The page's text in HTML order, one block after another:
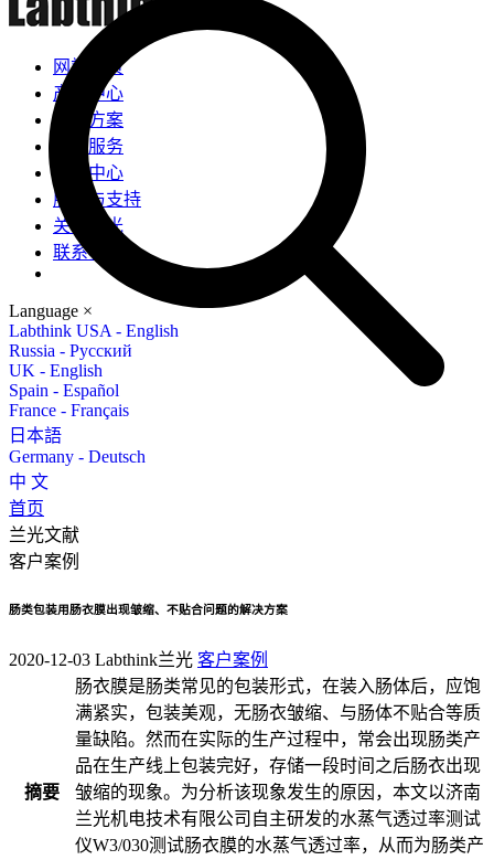
网站首页
产品中心
解决方案
检测服务
新闻中心
服务与支持
关于兰光
联系我们
Language ×
Labthink USA - English
Russia - Русский
UK - English
Spain - Español
France - Français
日本語
Germany - Deutsch
中 文
首页
兰光文献
客户案例
肠类包装用肠衣膜出现皱缩、不贴合问题的解决方案
2020-12-03 Labthink兰光 客户案例
摘要
肠衣膜是肠类常见的包装形式，在装入肠体后，应饱
满紧实，包装美观，无肠衣皱缩、与肠体不贴合等质
量缺陷。然而在实际的生产过程中，常会出现肠类产
品在生产线上包装完好，存储一段时间之后肠衣出现
皱缩的现象。为分析该现象发生的原因，本文以济南
兰光机电技术有限公司自主研发的水蒸气透过率测试
仪W3/030测试肠衣膜的水蒸气透过率，从而为肠类产